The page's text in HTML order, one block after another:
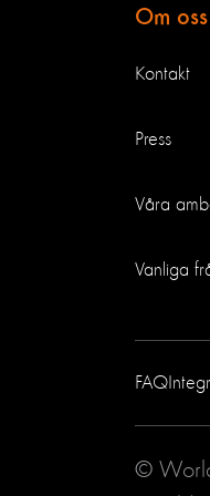
Om oss
Kontakt
Press
Våra
Vanliga
FAQ
©